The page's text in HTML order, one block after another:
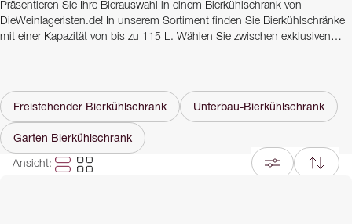
Präsentieren Sie Ihre Bierauswahl in einem Bierkühlschrank von
DieWeinlageristen.de! In unserem Sortiment finden Sie Bierkühlschränke
mit einer Kapazität von bis zu 115 L. Wählen Sie zwischen exklusiven
Egal ob spannende Fußballabende, lange Sommertage im Garten oder
das klassische Feierabendbier - mit unseren Bierkühlschränkengenießen
Sie Ihre Getränke immer perfekt gekühlt!
Freistehender Bierkühlschrank Unterbau-Bierkühlschrank
Garten Bierkühlschrank
Ansicht: